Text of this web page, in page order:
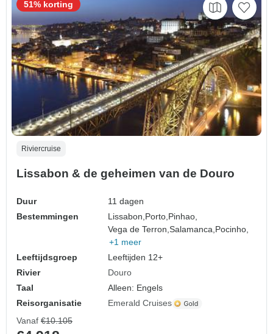
Riviercruise
Lissabon & de geheimen van de Douro
Duur
11 dagen
Bestemmingen
Lissabon, Porto, Pinhao,
Vega de Terron,Salamanca, Pocinho,
+1 meer
Leeftijdsgroep
Leeftijden 12+
Rivier
Douro
Taal
Alleen: Engels
Reisorganisatie
Emerald Cruises
51% korting
Vanaf €10.105